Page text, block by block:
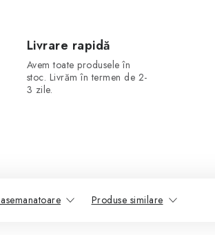
Livrare rapidă
Avem toate produsele în
stoc. Livrăm în termen de 2-
3 zile.
Produse similare